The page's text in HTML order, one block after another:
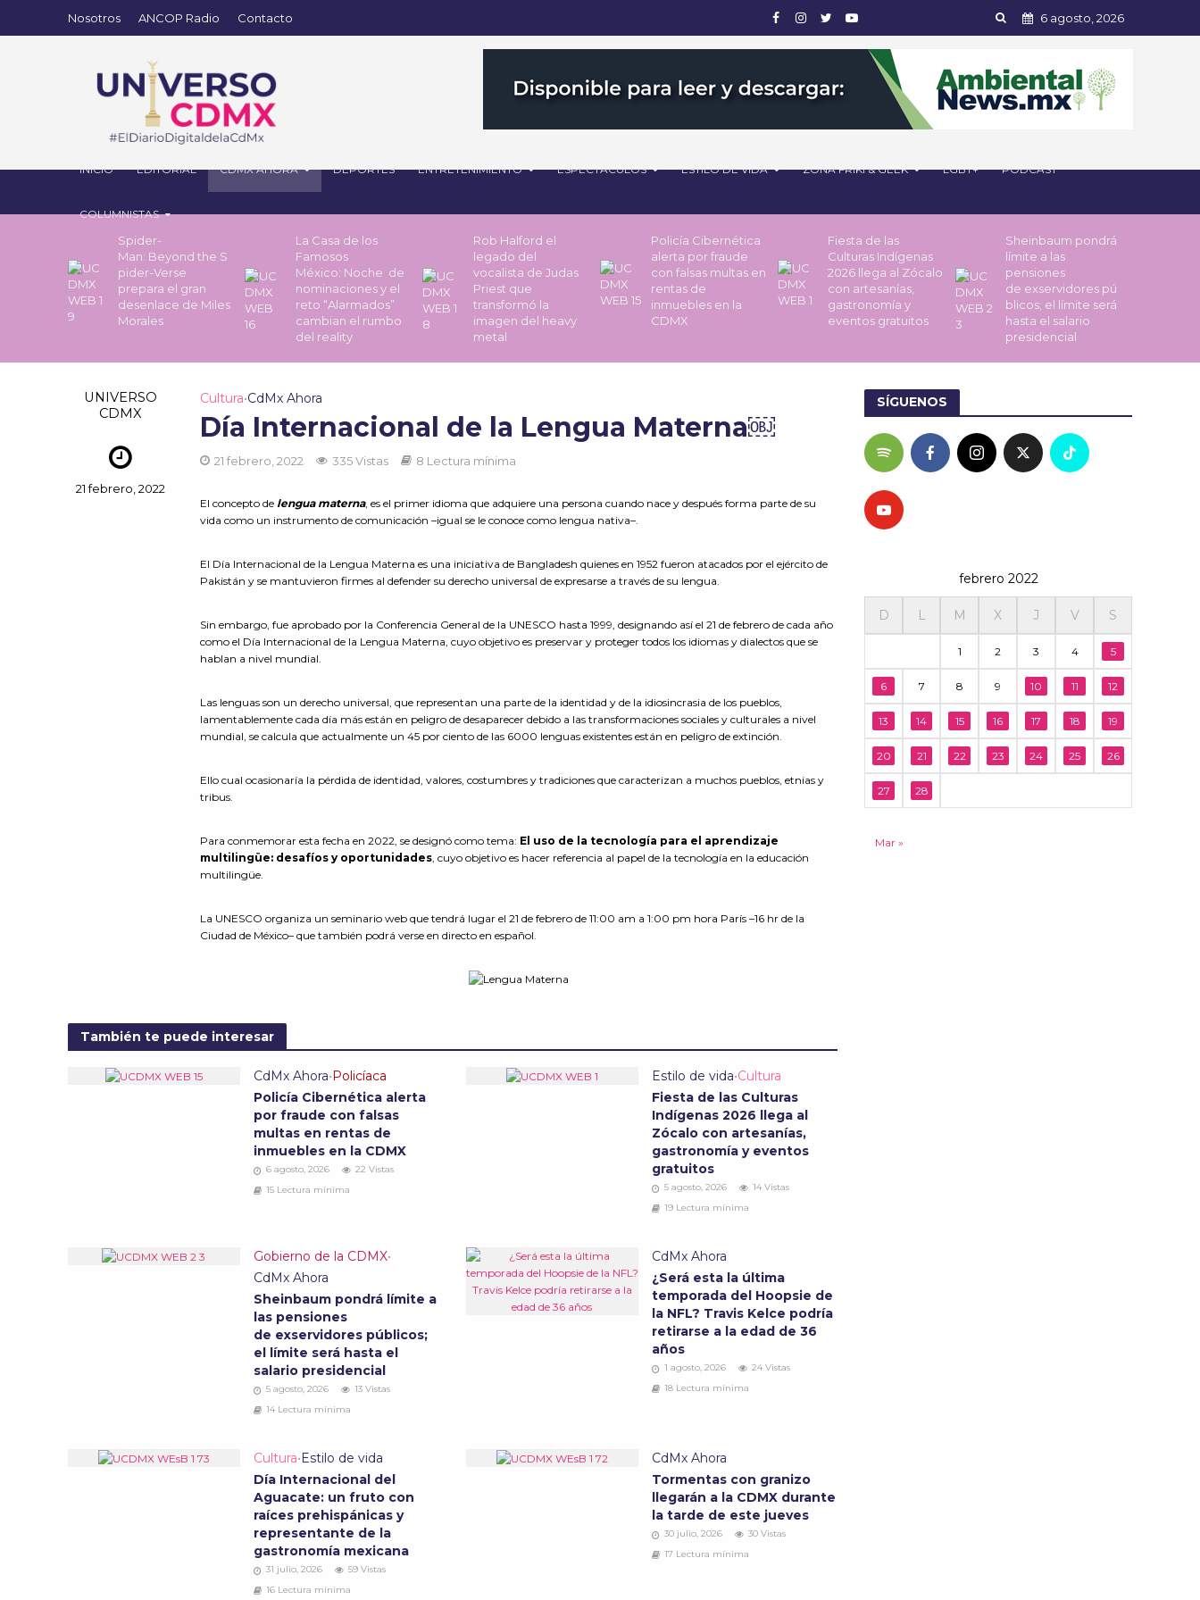
Nosotros ANCOP Radio Contacto 6 agosto, 2026
INICIO EDITORIAL CDMX AHORA DEPORTES ENTRETENIMIENTO ESPECTÁCULOS ESTILO DE VIDA ZONA FRIKI & GEEK LGBT+ PODCAST
COLUMNISTAS
Spider-
Man: Beyond the S
pider-Verse
prepara el gran
desenlace de Miles
Morales
La Casa de los
Famosos
México: Noche de
nominaciones y el
reto “Alarmados”
cambian el rumbo
del reality
Rob Halford el
legado del
vocalista de Judas
Priest que
transformó la
imagen del heavy
metal
Policía Cibernética
alerta por fraude
con falsas multas en
rentas de
inmuebles en la
CDMX
Fiesta de las
Culturas Indígenas
2026 llega al Zócalo
con artesanías,
gastronomía y
eventos gratuitos
Sheinbaum pondrá
límite a las
pensiones
de exservidores pú
blicos; el límite será
hasta el salario
presidencial
UNIVERSO
CDMX
21 febrero, 2022
Cultura•CdMx Ahora
Día Internacional de la Lengua Materna￼
21 febrero, 2022 335 Vistas 8 Lectura mínima
El concepto de lengua materna, es el primer idioma que adquiere una persona cuando nace y después forma parte de su
vida como un instrumento de comunicación –igual se le conoce como lengua nativa–.
El Día Internacional de la Lengua Materna es una iniciativa de Bangladesh quienes en 1952 fueron atacados por el ejército de
Pakistán y se mantuvieron firmes al defender su derecho universal de expresarse a través de su lengua.
Sin embargo, fue aprobado por la Conferencia General de la UNESCO hasta 1999, designando así el 21 de febrero de cada año
como el Día Internacional de la Lengua Materna, cuyo objetivo es preservar y proteger todos los idiomas y dialectos que se
hablan a nivel mundial.
Las lenguas son un derecho universal, que representan una parte de la identidad y de la idiosincrasia de los pueblos,
lamentablemente cada día más están en peligro de desaparecer debido a las transformaciones sociales y culturales a nivel
mundial, se calcula que actualmente un 45 por ciento de las 6000 lenguas existentes están en peligro de extinción.
Ello cual ocasionaría la pérdida de identidad, valores, costumbres y tradiciones que caracterizan a muchos pueblos, etnias y
tribus.
Para conmemorar esta fecha en 2022, se designó como tema: El uso de la tecnología para el aprendizaje
multilingüe: desafíos y oportunidades, cuyo objetivo es hacer referencia al papel de la tecnología en la educación
multilingüe.
La UNESCO organiza un seminario web que tendrá lugar el 21 de febrero de 11:00 am a 1:00 pm hora París –16 hr de la
Ciudad de México– que también podrá verse en directo en español.
También te puede interesar
CdMx Ahora•Policíaca
Policía Cibernética alerta
por fraude con falsas
multas en rentas de
inmuebles en la CDMX
6 agosto, 2026
22 Vistas
15 Lectura mínima
Estilo de vida•Cultura
Fiesta de las Culturas
Indígenas 2026 llega al
Zócalo con artesanías,
gastronomía y eventos
gratuitos
5 agosto, 2026
14 Vistas
19 Lectura mínima
Gobierno de la CDMX•
CdMx Ahora
Sheinbaum pondrá límite a
las pensiones
de exservidores públicos;
el límite será hasta el
salario presidencial
5 agosto, 2026
13 Vistas
14 Lectura mínima
CdMx Ahora
¿Será esta la última
temporada del Hoopsie de
la NFL? Travis Kelce podría
retirarse a la edad de 36
años
1 agosto, 2026
24 Vistas
18 Lectura mínima
Cultura•Estilo de vida
Día Internacional del
Aguacate: un fruto con
raíces prehispánicas y
representante de la
gastronomía mexicana
31 julio, 2026
59 Vistas
16 Lectura mínima
CdMx Ahora
Tormentas con granizo
llegarán a la CDMX durante
la tarde de este jueves
30 julio, 2026
30 Vistas
17 Lectura mínima
SÍGUENOS
febrero 2022
D L M X J V S
1 2 3 4 5
6 7 8 9 10 11 12
13 14 15 16 17 18 19
20 21 22 23 24 25 26
27 28
Mar »